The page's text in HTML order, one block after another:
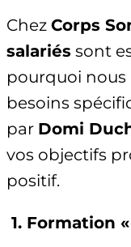
Chez Corps
salariés sont
pourquoi nous
besoins
par Domi
vos objectifs
positif.
1. Formation